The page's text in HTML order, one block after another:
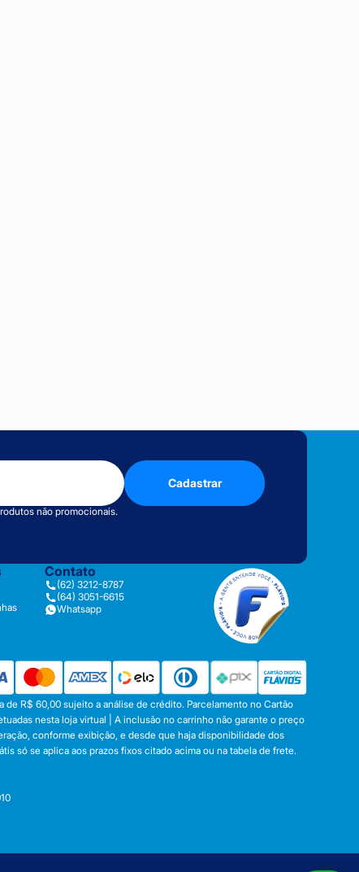
Cadastrar
não promocionais.
Contato
(62) 3212-8787
(64) 3051-6615
Whatsapp
R$ 60,00 sujeito a análise de crédito. Parcelamento no Cartão
nesta loja virtual | A inclusão no carrinho não garante o preço
conforme exibição, e desde que haja disponibilidade dos
só se aplica aos prazos fixos citado acima ou na tabela de frete.